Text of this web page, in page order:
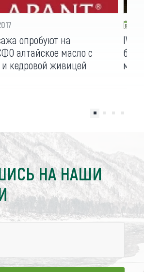
опробуют на
алтайское масло с
кедровой живицей
IV
НА НАШИ